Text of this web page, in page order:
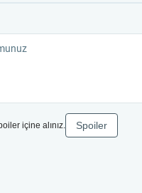
içine alınız.
Spoiler